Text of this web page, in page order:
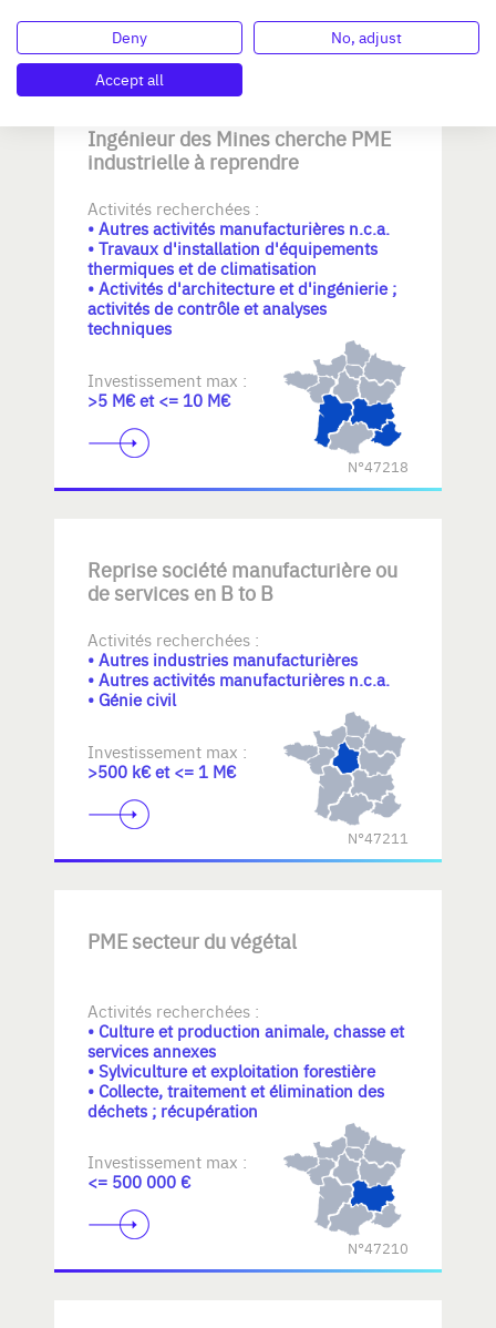
N°47221
Ingénieur des Mines cherche PME
industrielle à reprendre
Activités recherchées :
• Autres activités manufacturières n.c.a.
• Travaux d'installation d'équipements
thermiques et de climatisation
• Activités d'architecture et d'ingénierie ;
activités de contrôle et analyses
techniques
Investissement max :
>5 M€ et <= 10 M€
N°47218
Reprise société manufacturière ou
de services en B to B
Activités recherchées :
• Autres industries manufacturières
• Autres activités manufacturières n.c.a.
• Génie civil
Investissement max :
>500 k€ et <= 1 M€
N°47211
PME secteur du végétal
Activités recherchées :
• Culture et production animale, chasse et
services annexes
• Sylviculture et exploitation forestière
• Collecte, traitement et élimination des
déchets ; récupération
Investissement max :
<= 500 000 €
N°47210
Deny
No, adjust
Accept all